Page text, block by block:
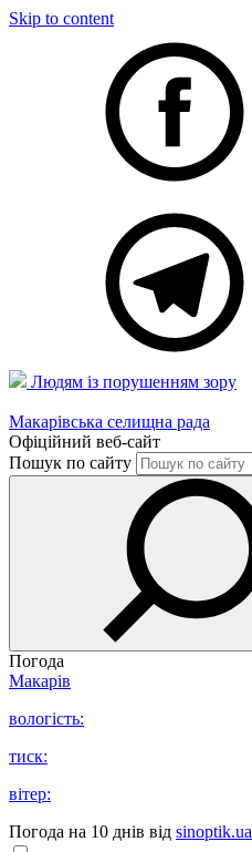
Skip to content
Людям із порушенням зору
Макарівська селищна рада
Офіційний веб-сайт
Пошук по сайту
Погода
Макарів
вологість:
тиск:
вітер:
Погода на 10 днів від sinoptik.ua